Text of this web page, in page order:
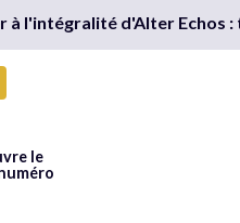
à l'intégralité d'Alter Echos :
le